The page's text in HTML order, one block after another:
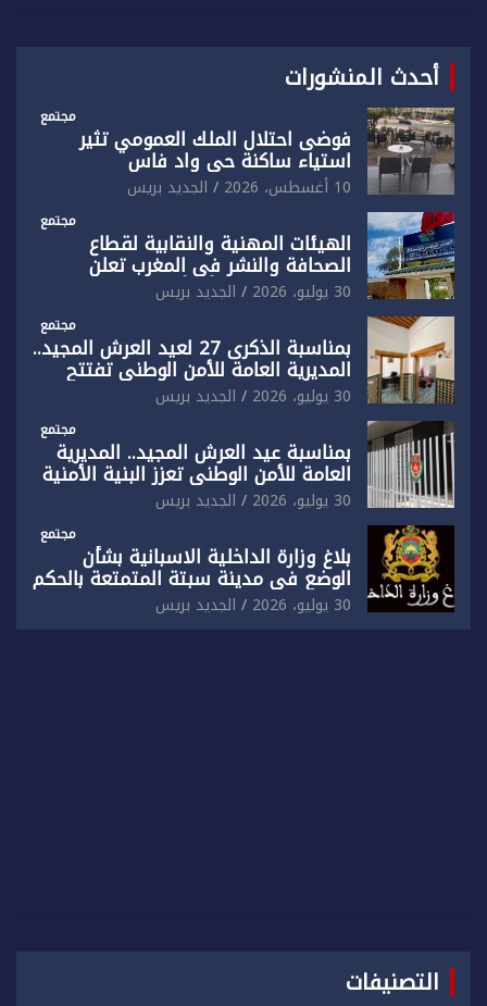
أحدث المنشورات
مجتمع
فوضى احتلال الملك العمومي تثير
استياء ساكنة حي واد فاس
10 أغسطس، 2026 الجديد بريس
مجتمع
الهيئات المهنية والنقابية لقطاع
الصحافة والنشر في المغرب تعلن
رفضها القاطع لـ”أي أجندة انتخابية
مُعدة على مقاس سياسي ومصلحي
ضيق”
30 يوليو، 2026 الجديد بريس
مجتمع
بمناسبة الذكرى 27 لعيد العرش المجيد..
المديرية العامة للأمن الوطني تفتتح
المقر الجديد لفرقة الشرطة السياحية
بفاس
30 يوليو، 2026 الجديد بريس
مجتمع
بمناسبة عيد العرش المجيد.. المديرية
العامة للأمن الوطني تعزز البنية الأمنية
بالناظور بإحداث فرقتين جديدتين
30 يوليو، 2026 الجديد بريس
مجتمع
بلاغ وزارة الداخلية الاسبانية بشأن
الوضع في مدينة سبتة المتمتعة بالحكم
الذاتي
30 يوليو، 2026 الجديد بريس
التصنيفات